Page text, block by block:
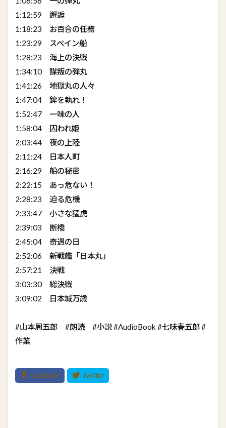
1:12:59 邂逅
1:18:23 お百合の任務
1:23:29 スペイン船
1:28:23 海上の決戦
1:34:10 謀叛の弾丸
1:41:26 地獄丸の人々
1:47:04 鉾を執れ！
1:52:47 一味の人
1:58:04 囚われ姫
2:03:44 夜の上陸
2:11:24 日本人町
2:16:29 船の秘密
2:22:15 あっ危ない！
2:28:23 迫る危機
2:33:47 小さな猛虎
2:39:03 断橋
2:45:04 奇遇の日
2:52:06 新戦艦「日本丸」
2:57:21 決戦
3:03:30 総決戦
3:09:02 日本城万歳
#山本周五郎 #朗読 #小説 #AudioBook #七味春五郎 #
作業